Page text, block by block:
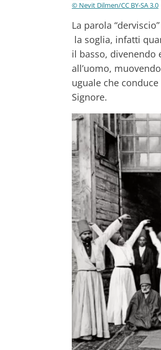
© Nevit Dilmen/CC BY-SA 3.0
La parola
la soglia, infatti
il basso, divenendo
all’uomo,
uguale che conduce
Signore.